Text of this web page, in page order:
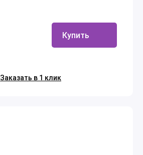
Купить
Заказать в 1 клик